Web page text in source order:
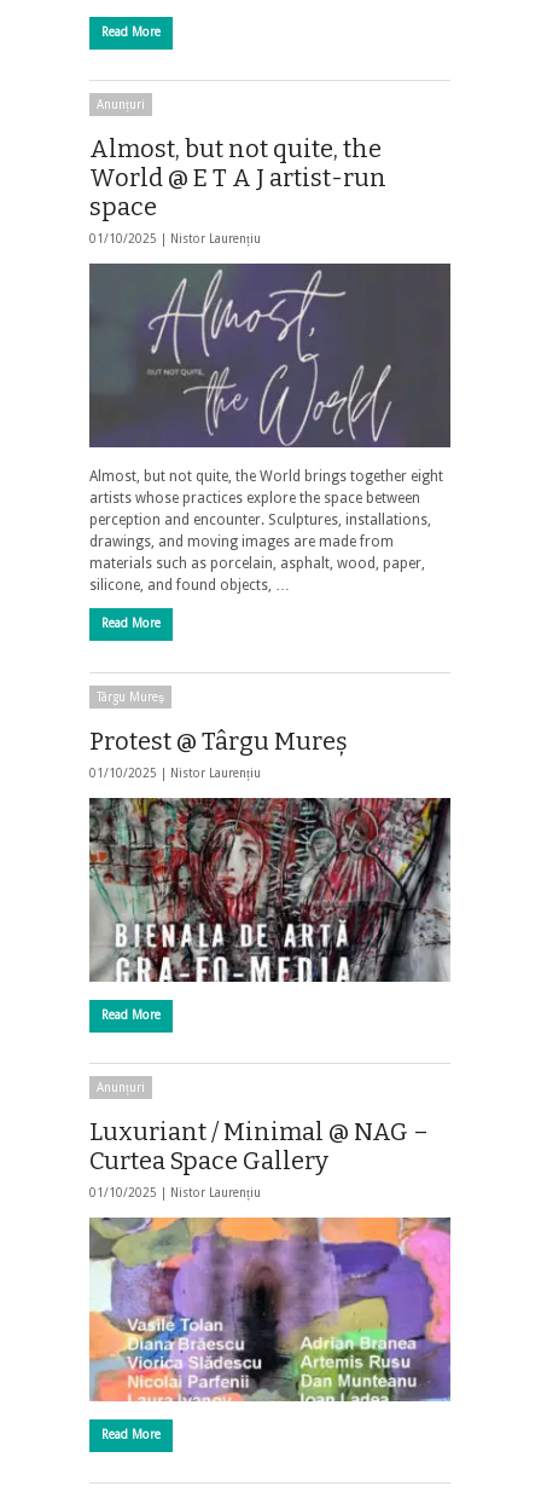
Read More
Anunțuri
Almost, but not quite, the
World @ E T A J artist-run
space
01/10/2025 | Nistor Laurențiu
Almost, but not quite, the World brings together eight
artists whose practices explore the space between
perception and encounter. Sculptures, installations,
drawings, and moving images are made from
materials such as porcelain, asphalt, wood, paper,
silicone, and found objects, …
Read More
Târgu Mureş
Protest @ Târgu Mureş
01/10/2025 | Nistor Laurențiu
Read More
Anunțuri
Luxuriant / Minimal @ NAG –
Curtea Space Gallery
01/10/2025 | Nistor Laurențiu
Read More